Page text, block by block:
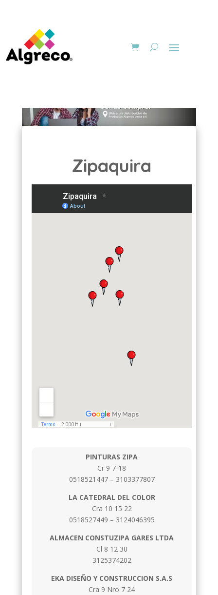
Zipaquira
PINTURAS ZIPA
Cr 9 7-18
0518521447 – 3103377807
LA CATEDRAL DEL COLOR
Cra 10 15 22
0518527449 – 3124046395
ALMACEN CONSTUZIPA GARES LTDA
Cl 8 12 30
3125374202
EKA DISEÑO Y CONSTRUCCION S.A.S
Cra 9 Nro 7 24